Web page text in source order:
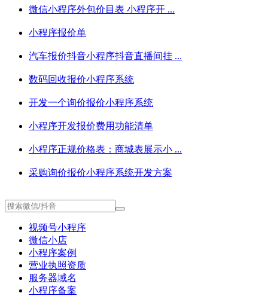
微信小程序外包价目表 小程序开 ...
小程序报价单
汽车报价抖音小程序抖音直播间挂 ...
数码回收报价小程序系统
开发一个询价报价小程序系统
小程序开发报价费用功能清单
小程序正规价格表：商城表展示小 ...
采购询价报价小程序系统开发方案
视频号小程序
微信小店
小程序案例
营业执照资质
服务器域名
小程序备案